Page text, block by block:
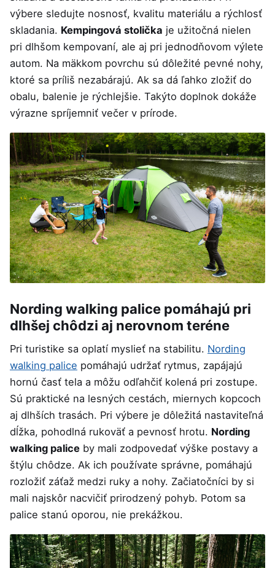
výbere sledujte nosnosť, kvalitu materiálu a rýchlosť
skladania. Kempingová stolička je užitočná nielen
pri dlhšom kempovaní, ale aj pri jednodňovom výlete
autom. Na mäkkom povrchu sú dôležité pevné nohy,
ktoré sa príliš nezabárajú. Ak sa dá ľahko zložiť do
obalu, balenie je rýchlejšie. Takýto doplnok dokáže
výrazne spríjemniť večer v prírode.
Nording walking palice pomáhajú pri
dlhšej chôdzi aj nerovnom teréne
Pri turistike sa oplatí myslieť na stabilitu. Nording
walking palice pomáhajú udržať rytmus, zapájajú
hornú časť tela a môžu odľahčiť kolená pri zostupe.
Sú praktické na lesných cestách, miernych kopcoch
aj dlhších trasách. Pri výbere je dôležitá nastaviteľná
dĺžka, pohodlná rukoväť a pevnosť hrotu. Nording
walking palice by mali zodpovedať výške postavy a
štýlu chôdze. Ak ich používate správne, pomáhajú
rozložiť záťaž medzi ruky a nohy. Začiatočníci by si
mali najskôr nacvičiť prirodzený pohyb. Potom sa
palice stanú oporou, nie prekážkou.